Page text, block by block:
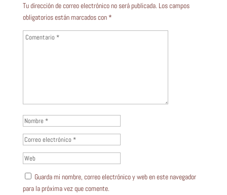
Tu dirección de correo electrónico no será publicada. Los campos
obligatorios están marcados con*
Guarda mi nombre, correo electrónico y web en este navegador
para la próxima vez que comente.